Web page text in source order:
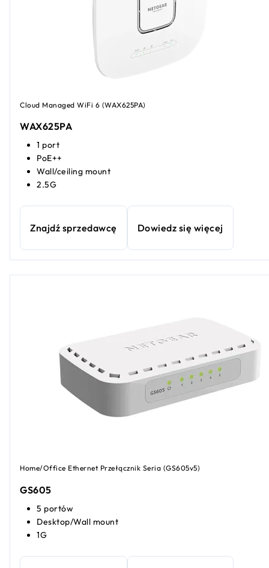
Cloud Managed WiFi 6 (WAX625PA)
WAX625PA
1 port
PoE++
Wall/ceiling mount
2.5G
Znajdź sprzedawcę Dowiedz się więcej
Home/Office Ethernet Przełącznik Seria (GS605v5)
GS605
5 portów
Desktop/Wall mount
1G